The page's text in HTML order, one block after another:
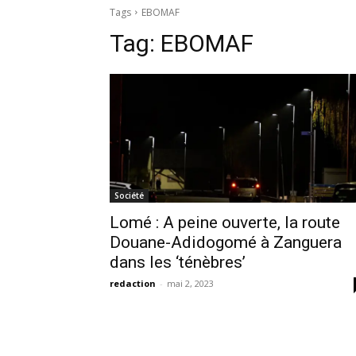
Tags EBOMAF
Tag: EBOMAF
Société
Lomé : A peine ouverte, la route
Douane-Adidogomé à Zanguera
dans les ‘ténèbres’
redaction - mai 2, 2023